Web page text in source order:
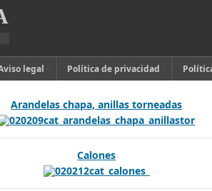
legal Política de privacidad
Arandelas chapa, anillas torneadas
Calones